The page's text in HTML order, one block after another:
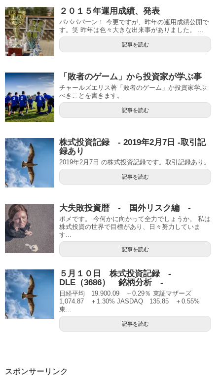
２０１５年運用成績、発表
パパパパーン！ 今更ですが、昨年の運用成績公開で
す。笑 昨年は色々大きな出来事がありました。 ...
記事を読む
「敗者のゲーム」から投資家が学ぶ事
チャールズエリス著「敗者のゲーム」か投資家学ぶ
べきことを書きます。
記事を読む
株式投資記録 - 2019年2月7日 -取引記
録あり
2019年2月7日 の株式投資記録です。取引記録あり。
記事を読む
大失敗投資暦 - 国外リスク編 -
ポメです。 今何かに向かって全力でしょうか。 私は
株式投資の世界で目標があり、日々努力していま
す...
記事を読む
５月１０日 株式投資記録 -
DLE（3686） 銘柄分析 -
日経平均 19.900.09 ＋0.29％ 東証マザーズ
1,074.87 ＋1.30% JASDAQ 135.85 ＋0.55%
東...
記事を読む
スポンサーリンク